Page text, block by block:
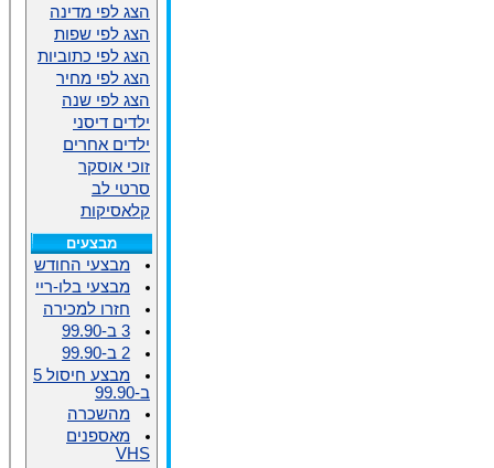
הצג לפי מדינה
הצג לפי שפות
הצג לפי כתוביות
הצג לפי מחיר
הצג לפי שנה
ילדים דיסני
ילדים אחרים
זוכי אוסקר
סרטי לב
קלאסיקות
מבצעים
מבצעי החודש
מבצעי בלו-ריי
חזרו למכירה
3 ב-99.90
2 ב-99.90
מבצע חיסול 5
ב-99.90
מהשכרה
מאספנים
VHS